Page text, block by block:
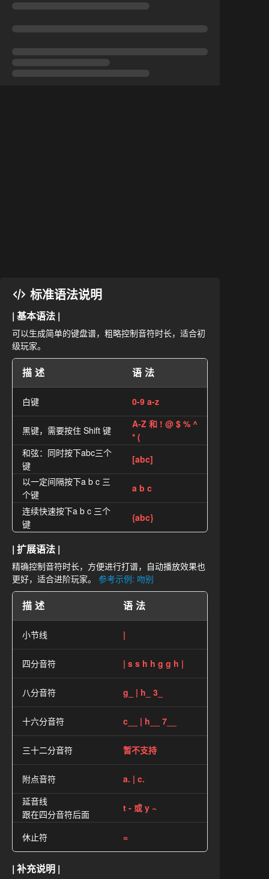
标准语法说明
| 基本语法 |
可以生成简单的键盘谱，粗略控制音符时长，适合初
级玩家。
描述 语法
白键 0-9 a-z
黑键，需要按住 Shift 键
A-Z 和 ! @ $ % ^
* (
和弦：同时按下abc三个
键
[abc]
以一定间隔按下a b c 三
个键
a b c
连续快速按下a b c 三个
键
{abc}
| 扩展语法 |
精确控制音符时长，方便进行打谱，自动播放效果也
更好，适合进阶玩家。参考示例: 吻别
描述 语法
小节线 |
四分音符 | s s h h g g h |
八分音符 g_ | h_ 3_
十六分音符 c__ | h__ 7__
三十二分音符 暂不支持
附点音符
a. | c.
延音线
跟在四分音符后面
t - 或 y ~
休止符 =
| 补充说明 |